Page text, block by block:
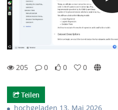
205
0
0
0
Teilen
hochgeladen 13. Mai 2026